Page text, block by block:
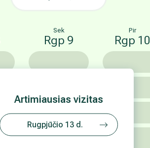
Sek
Rgp 9
Pir
Rgp 10
Artimiausias vizitas
Rugpjūčio 13 d.